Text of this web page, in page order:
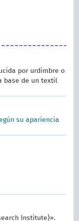
por urdimbre o
base de un textil
su apariencia
Institute)».